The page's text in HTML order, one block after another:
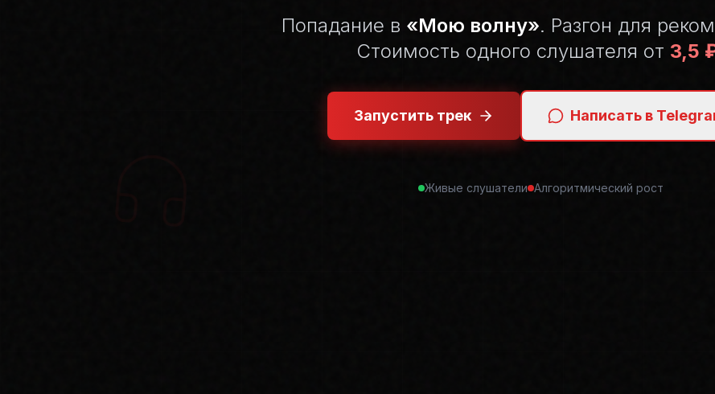
Попадание в «Мою волну». Разгон для
Стоимость одного слушателя от 3,5
Запустить трек Написать в
Живые слушатели Алгоритмический рост